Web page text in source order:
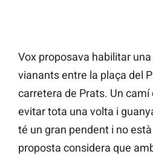
Vox proposava habilitar
vianants entre la plaça del
carretera de Prats. Un camí
evitar tota una volta i
té un gran pendent i no
proposta considera que